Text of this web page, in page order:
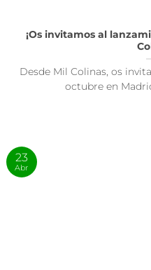
¡Os invitamos al
Desde Mil Colinas, os
octubre en
23
Abr